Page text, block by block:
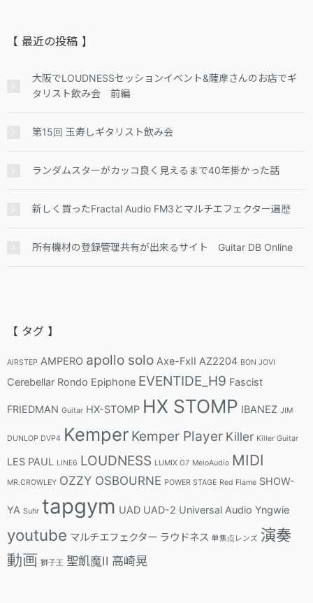
【 最近の投稿 】
大阪でLOUDNESSセッションイベント&薩摩さんのお店でギ
タリスト飲み会 前編
第15回 玉寿しギタリスト飲み会
ランダムスターがカッコ良く見えるまで40年掛かった話
新しく買ったFractal Audio FM3とマルチエフェクター遍歴
所有機材の登録管理共有が出来るサイト Guitar DB Online
【 タグ 】
AIRSTEP AMPERO apollo solo Axe-FxII AZ2204 BON JOVI
Cerebellar Rondo Epiphone EVENTIDE_H9 Fascist
FRIEDMAN Guitar HX-STOMP HX STOMP IBANEZ JIM
DUNLOP DVP4 Kemper Kemper Player Killer Killer Guitar
LES PAUL LINE6 LOUDNESS LUMIX G7 MeloAudio MIDI
MR.CROWLEY OZZY OSBOURNE POWER STAGE Red Flame SHOW-
YA Suhr tapgym UAD UAD-2 Universal Audio Yngwie
youtube マルチエフェクター ラウドネス 単焦点レンズ 演奏
動画 獅子王 聖飢魔II 高崎晃